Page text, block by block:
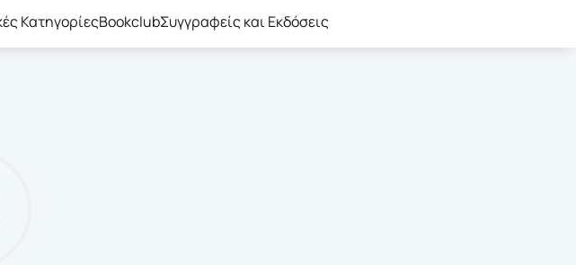
ΚατηγορίεςBookclubΣυγγραφείς και Εκδόσεις